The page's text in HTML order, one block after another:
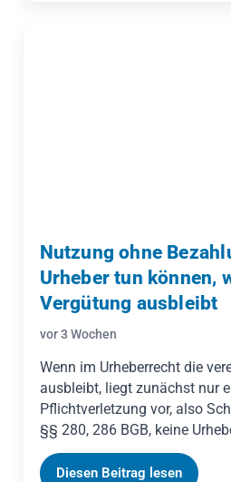
Nutzung ohne
Urheber tun können,
Vergütung ausbleibt
vor 3 Wochen
Wenn im Urheberrecht die
ausbleibt, liegt zunächst nur
Pflichtverletzung vor, also
§§ 280, 286 BGB, keine
Das Nutzungsrecht bleibt
wenn der Urheber wegen der
Diesen Beitrag lesen